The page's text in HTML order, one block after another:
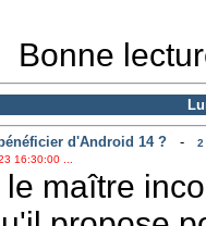
Bonne
d'Android 14 ?-
2
16:30:00 ...
maître